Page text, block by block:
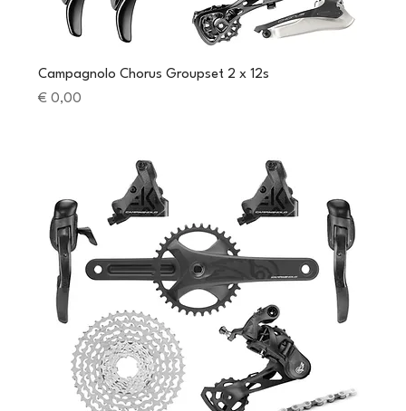
Campagnolo Chorus Groupset 2 x 12s
Preis
€ 0,00